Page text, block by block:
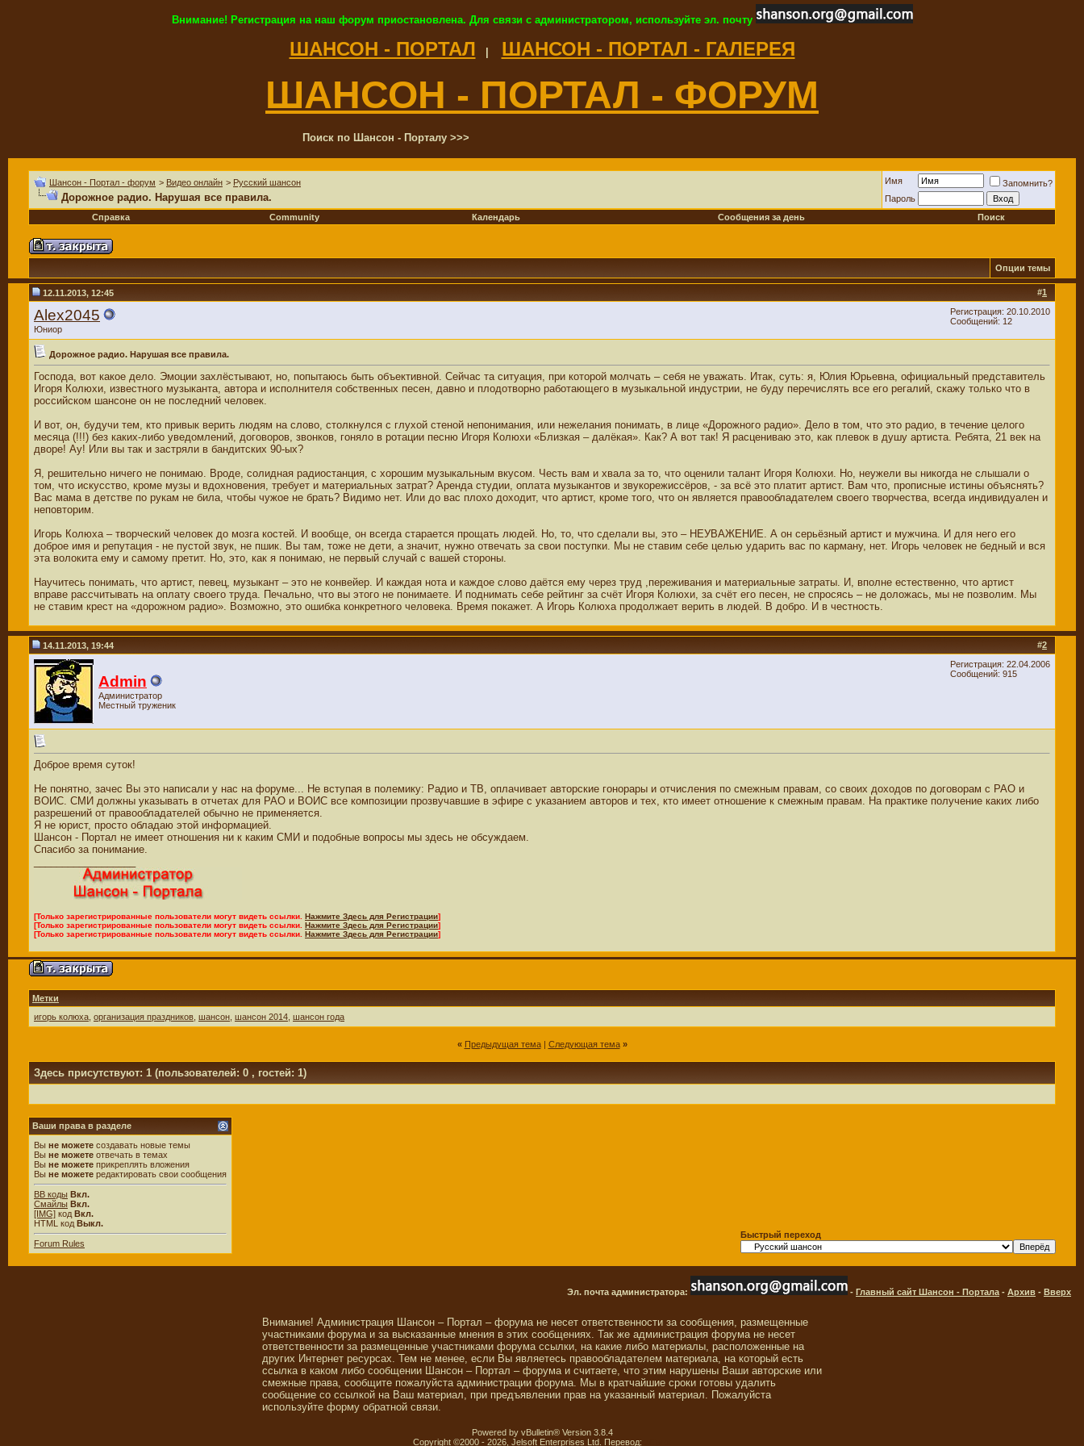
Внимание! Регистрация на наш форум приостановлена. Для связи с администратором, используйте эл. почту
ШАНСОН - ПОРТАЛ ШАНСОН - ПОРТАЛ - ГАЛЕРЕЯ
ШАНСОН - ПОРТАЛ - ФОРУМ
Поиск по Шансон - Порталу >>>
Шансон - Портал - форум > Видео онлайн > Русский шансон
Дорожное радио. Нарушая все правила.
Имя
Запомнить?
Пароль
Справка
Community Календарь Сообщения за день Поиск
Опции темы
#1
12.11.2013, 12:45
Alex2045
Юниор
Регистрация: 20.10.2010
Сообщений: 12
Дорожное радио. Нарушая все правила.
Господа, вот какое дело. Эмоции захлёстывают, но, попытаюсь быть объективной. Сейчас та ситуация, при которой молчать – себя не уважать. Итак, суть: я, Юлия Юрьевна, официальный представитель
Игоря Колюхи, известного музыканта, автора и исполнителя собственных песен, давно и плодотворно работающего в музыкальной индустрии, не буду перечислять все его регалий, скажу только что в
российском шансоне он не последний человек.
И вот, он, будучи тем, кто привык верить людям на слово, столкнулся с глухой стеной непонимания, или нежелания понимать, в лице «Дорожного радио». Дело в том, что это радио, в течение целого
месяца (!!!) без каких-либо уведомлений, договоров, звонков, гоняло в ротации песню Игоря Колюхи «Близкая – далёкая». Как? А вот так! Я расцениваю это, как плевок в душу артиста. Ребята, 21 век на
дворе! Ау! Или вы так и застряли в бандитских 90-ых?
Я, решительно ничего не понимаю. Вроде, солидная радиостанция, с хорошим музыкальным вкусом. Честь вам и хвала за то, что оценили талант Игоря Колюхи. Но, неужели вы никогда не слышали о
том, что искусство, кроме музы и вдохновения, требует и материальных затрат? Аренда студии, оплата музыкантов и звукорежиссёров, - за всё это платит артист. Вам что, прописные истины объяснять?
Вас мама в детстве по рукам не била, чтобы чужое не брать? Видимо нет. Или до вас плохо доходит, что артист, кроме того, что он является правообладателем своего творчества, всегда индивидуален и
неповторим.
Игорь Колюха – творческий человек до мозга костей. И вообще, он всегда старается прощать людей. Но, то, что сделали вы, это – НЕУВАЖЕНИЕ. А он серьёзный артист и мужчина. И для него его
доброе имя и репутация - не пустой звук, не пшик. Вы там, тоже не дети, а значит, нужно отвечать за свои поступки. Мы не ставим себе целью ударить вас по карману, нет. Игорь человек не бедный и вся
эта волокита ему и самому претит. Но, это, как я понимаю, не первый случай с вашей стороны.
Научитесь понимать, что артист, певец, музыкант – это не конвейер. И каждая нота и каждое слово даётся ему через труд ,переживания и материальные затраты. И, вполне естественно, что артист
вправе рассчитывать на оплату своего труда. Печально, что вы этого не понимаете. И поднимать себе рейтинг за счёт Игоря Колюхи, за счёт его песен, не спросясь – не доложась, мы не позволим. Мы
не ставим крест на «дорожном радио». Возможно, это ошибка конкретного человека. Время покажет. А Игорь Колюха продолжает верить в людей. В добро. И в честность.
#2
14.11.2013, 19:44
Admin
Администратор
Местный труженик
Регистрация: 22.04.2006
Сообщений: 915
Доброе время суток!
Не понятно, зачес Вы это написали у нас на форуме... Не вступая в полемику: Радио и ТВ, оплачивает авторские гонорары и отчисления по смежным правам, со своих доходов по договорам с РАО и
ВОИС. СМИ должны указывать в отчетах для РАО и ВОИС все композиции прозвучавшие в эфире с указанием авторов и тех, кто имеет отношение к смежным правам. На практике получение каких либо
разрешений от правообладателей обычно не применяется.
Я не юрист, просто обладаю этой информацией.
Шансон - Портал не имеет отношения ни к каким СМИ и подобные вопросы мы здесь не обсуждаем.
Спасибо за понимание.
[Только зарегистрированные пользователи могут видеть ссылки. Нажмите Здесь для Регистрации]
[Только зарегистрированные пользователи могут видеть ссылки. Нажмите Здесь для Регистрации]
[Только зарегистрированные пользователи могут видеть ссылки. Нажмите Здесь для Регистрации]
Метки
игорь колюха организация праздников шансон шансон 2014 шансон года
« Предыдущая тема| Следующая тема »
Здесь присутствуют: 1 (пользователей: 0 , гостей: 1)
Ваши права в разделе
Вы не можете создавать новые темы
Вы не можете отвечать в темах
Вы не можете прикреплять вложения
Вы не можете редактировать свои сообщения
BB коды Вкл.
Смайлы Вкл.
[IMG] код Вкл.
HTML код Выкл.
Forum Rules
Быстрый переход
Эл. почта администратора: - Главный сайт Шансон - Портала - Архив - Вверх
Внимание! Администрация Шансон – Портал – форума не несет ответственности за сообщения, размещенные
участниками форума и за высказанные мнения в этих сообщениях. Так же администрация форума не несет
ответственности за размещенные участниками форума ссылки, на какие либо материалы, расположенные на
других Интернет ресурсах. Тем не менее, если Вы являетесь правообладателем материала, на который есть
ссылка в каком либо сообщении Шансон – Портал – форума и считаете, что этим нарушены Ваши авторские или
смежные права, сообщите пожалуйста администрации форума. Мы в кратчайшие сроки готовы удалить
сообщение со ссылкой на Ваш материал, при предъявлении прав на указанный материал. Пожалуйста
используйте форму обратной связи.
Powered by vBulletin® Version 3.8.4
Copyright ©2000 - 2026, Jelsoft Enterprises Ltd. Перевод: